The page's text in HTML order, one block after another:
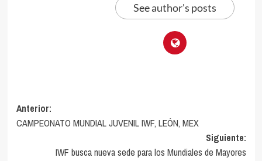
See author's posts
Navegación
de
entradas
Anterior:
CAMPEONATO MUNDIAL JUVENIL IWF, LEÓN, MEX
Siguiente:
IWF busca nueva sede para los Mundiales de Mayores